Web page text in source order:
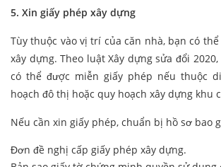
5. Xin giấy phép xây dựng
Tùy thuộc vào vị trí của căn nhà, bạn có
xây dựng. Theo luật Xây dựng sửa đổi
có thể được miễn giấy phép nếu thuộc
hoạch đô thị hoặc quy hoạch xây dựng khu
Nếu cần xin giấy phép, chuẩn bị hồ sơ bao
Đơn đề nghị cấp giấy phép xây dựng.